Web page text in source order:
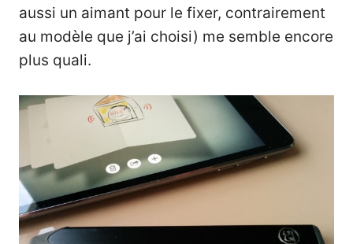
aussi un aimant pour le fixer, contrairement
au modèle que j’ai choisi) me semble encore
plus quali.